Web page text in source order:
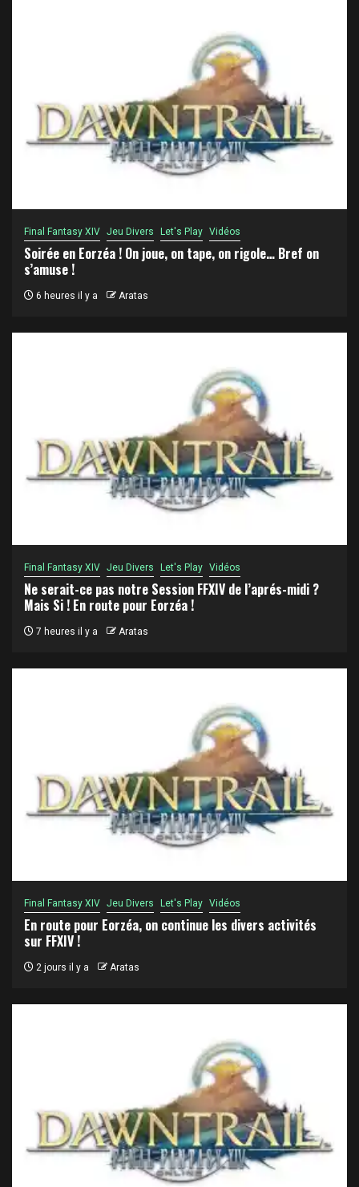
Final Fantasy XIV Jeu Divers Let's Play Vidéos
Soirée en Eorzéa ! On joue, on tape, on rigole… Bref on
s’amuse !
6 heures il y a Aratas
Final Fantasy XIV Jeu Divers Let's Play Vidéos
Ne serait-ce pas notre Session FFXIV de l’aprés-midi ?
Mais Si ! En route pour Eorzéa !
7 heures il y a Aratas
Final Fantasy XIV Jeu Divers Let's Play Vidéos
En route pour Eorzéa, on continue les divers activités
sur FFXIV !
2 jours il y a Aratas